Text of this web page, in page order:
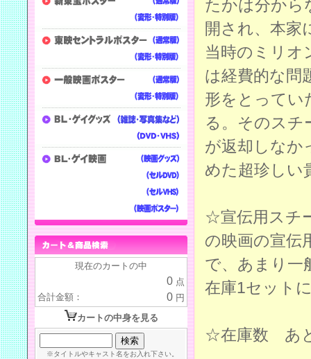
たかは分から
開され、本家
当時のミリオ
は経費的な問
形をとってい
る。そのスチ
が返却しなか
めた超珍しい
☆宣伝用スチ
の映画の宣伝
で、あまり一
在庫1セット
☆在庫数 あ
現在のカートの中
0 点
合計金額：
0 円
カートの中身を見る
※タイトルやキャスト名をお入れ下さい。